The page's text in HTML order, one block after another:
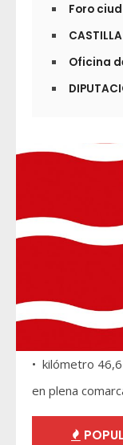
Foro
Oficina
• kilómetro
en plena